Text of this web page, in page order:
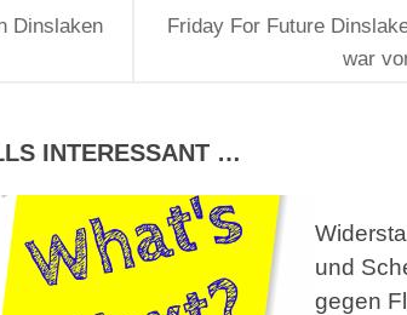
Friday For Future
war
Dinslaken
INTERESSANT …
und
gegen